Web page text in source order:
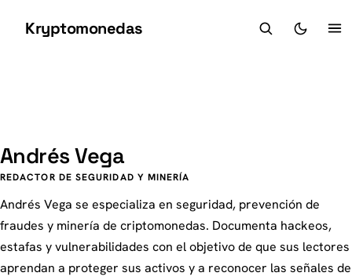
Kryptomonedas
Andrés Vega
REDACTOR DE SEGURIDAD Y MINERÍA
Andrés Vega se especializa en seguridad, prevención de
fraudes y minería de criptomonedas. Documenta hackeos,
estafas y vulnerabilidades con el objetivo de que sus lectores
aprendan a proteger sus activos y a reconocer las señales de